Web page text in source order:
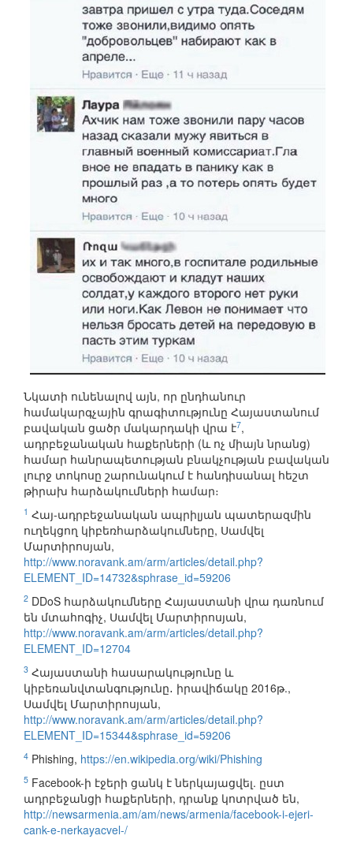
Նկատի ունենալով այն, որ ընդհանուր
համակարգչային գրագիտությունը Հայաստանում
բավական ցածր մակարդակի վրա է7,
ադրբեջանական հաքերների (և ոչ միայն նրանց)
համար հանրապետության բնակչության բավական
լուրջ տոկոսը շարունակում է հանդիսանալ հեշտ
թիրախ հարձակումների համար։
1 Հայ-ադրբեջանական ապրիլյան պատերազմին
ուղեկցող կիբեռհարձակումները, Սամվել
Մարտիրոսյան,
http://www.noravank.am/arm/articles/detail.php?
ELEMENT_ID=14732&sphrase_id=59206
2 DDoS հարձակումները Հայաստանի վրա դառնում
են մտահոգիչ, Սամվել Մարտիրոսյան,
http://www.noravank.am/arm/articles/detail.php?
ELEMENT_ID=12704
3 Հայաստանի հասարակությունը և
կիբեռանվտանգությունը․ իրավիճակը 2016թ.,
Սամվել Մարտիրոսյան,
http://www.noravank.am/arm/articles/detail.php?
ELEMENT_ID=15344&sphrase_id=59206
4 Phishing, https://en.wikipedia.org/wiki/Phishing
5 Facebook-ի էջերի ցանկ է ներկայացվել. ըստ
ադրբեջանցի հաքերների, դրանք կոտրված են,
http://newsarmenia.am/am/news/armenia/facebook-i-ejeri-
cank-e-nerkayacvel-/